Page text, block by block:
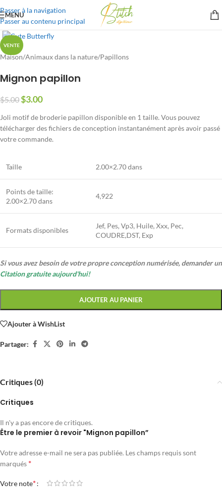
Passer à la navigation
Passer au contenu principal
MENU
VENTE
Maison/Animaux dans la nature/Papillons
Mignon papillon
$5.00$3.00
Joli motif de broderie papillon disponible en 1 taille. Vous pouvez
télécharger des fichiers de conception instantanément après avoir passé
votre commande.
Taille 2.00×2.70 dans
Points de taille:
2.00×2.70 dans
4,922
Formats disponibles
Jef, Pes, Vp3, Huile, Xxx, Pec,
COUDRE,DST, Exp
Si vous avez besoin de votre propre conception numérisée, demander un
Citation gratuite aujourd'hui!
AJOUTER AU PANIER
Ajouter à WishList
Partager:
Critiques (0)
Critiques
Il n'y a pas encore de critiques.
Être le premier à revoir "Mignon papillon”
Votre adresse e-mail ne sera pas publiée. Les champs requis sont
marqués *
Votre note*